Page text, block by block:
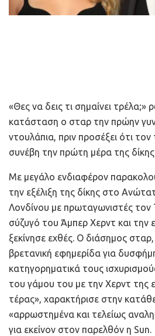
«Θες να δεις τι σημαίνει τρέλα;»
κατάσταση ο σταρ την πρώην
ντουλάπια, πριν προσέξει ότι τον
συνέβη την πρώτη μέρα της δίκης
Με μεγάλο ενδιαφέρον
την εξέλιξη της δίκης στο
Λονδίνου με πρωταγωνιστές τον
σύζυγό του Άμπερ Χερντ και την
ξεκίνησε εχθές. Ο διάσημος
βρετανική εφημερίδα για
κατηγορηματικά τους
του γάμου του με την Χερντ της
τέρας», χαρακτήρισε στην
«αρρωστημένα και τελείως
για εκείνον στον παρελθόν η Sun.